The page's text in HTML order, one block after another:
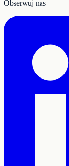
Obserwuj nas